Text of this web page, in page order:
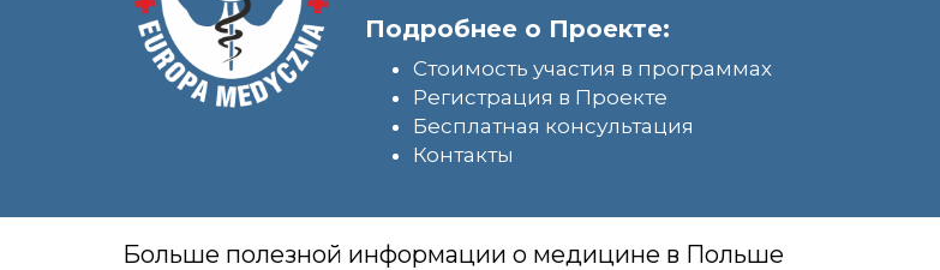
Подробнее о Проекте:
Стоимость участия в программах
Регистрация в Проекте
Бесплатная консультация
Контакты
Больше полезной информации о медицине в Польше